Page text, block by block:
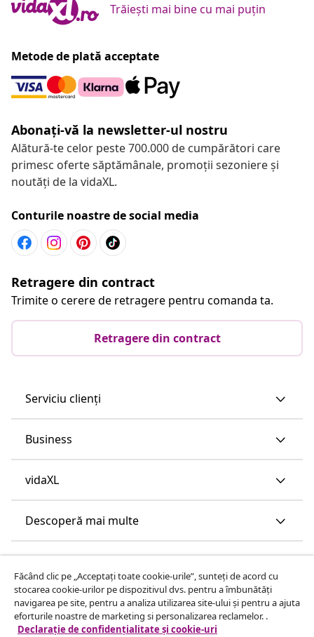
Trăiești mai bine cu mai puțin
Metode de plată acceptate
Abonați-vă la newsletter-ul nostru
Alătură-te celor peste 700.000 de cumpărători care
primesc oferte săptămânale, promoții sezoniere și
noutăți de la vidaXL.
Conturile noastre de social media
Retragere din contract
Trimite o cerere de retragere pentru comanda ta.
Retragere din contract
Serviciu clienți
Business
vidaXL
Descoperă mai multe
Făcând clic pe „Acceptați toate cookie-urile”, sunteți de acord cu
stocarea cookie-urilor pe dispozitivul dvs. pentru a îmbunătăți
navigarea pe site, pentru a analiza utilizarea site-ului și pentru a ajuta
eforturile noastre de marketing si personalizarea reclamelor. .
Declarație de confidențialitate și cookie-uri